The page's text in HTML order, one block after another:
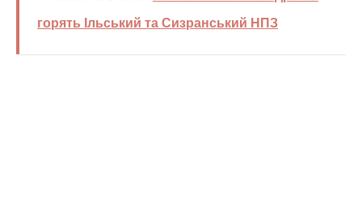
горять Ільський та Сизранський НПЗ